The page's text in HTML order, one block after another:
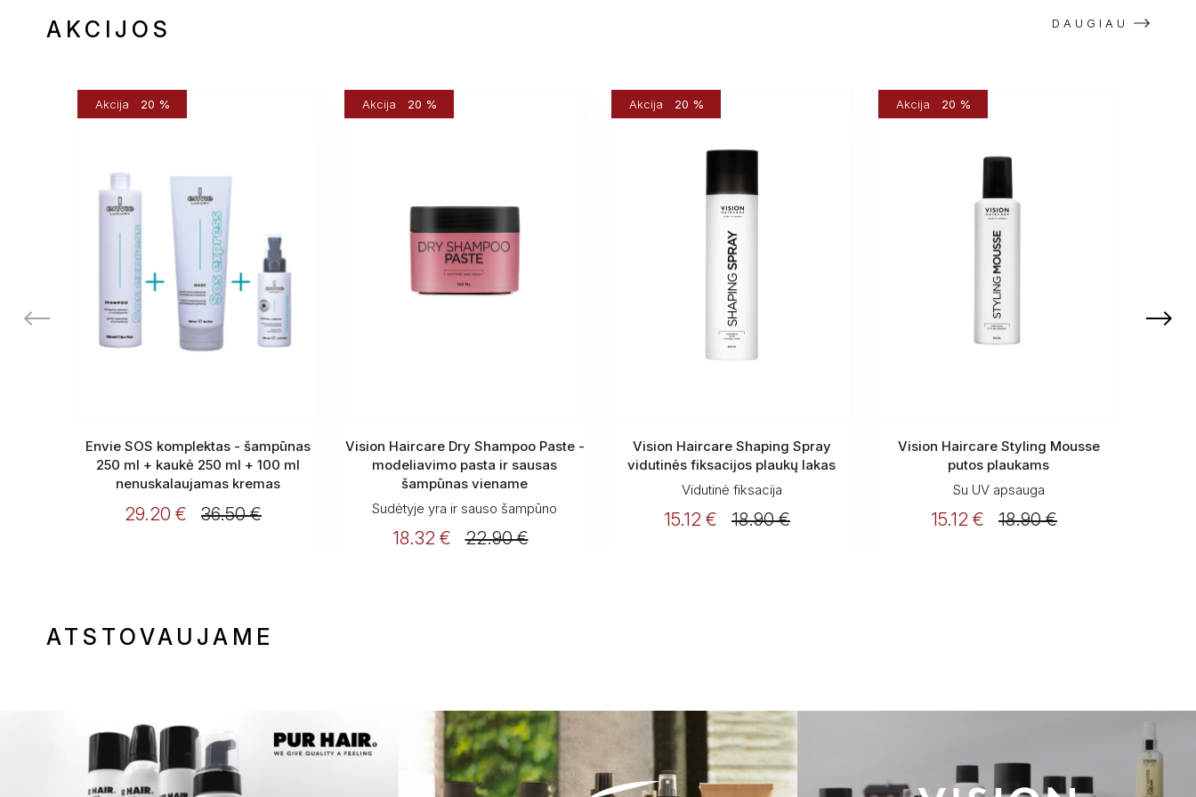
AKCIJOS DAUGIAU
Akcija 20 %
Envie SOS komplektas - šampūnas
250 ml + kaukė 250 ml + 100 ml
nenuskalaujamas kremas
29.20 € 36.50 €
Akcija 20 %
Vision Haircare Dry Shampoo Paste -
modeliavimo pasta ir sausas
šampūnas viename
Sudėtyje yra ir sauso šampūno
18.32 € 22.90 €
Akcija 20 %
Vision Haircare Shaping Spray
vidutinės fiksacijos plaukų lakas
Vidutinė fiksacija
15.12 € 18.90 €
Akcija 20 %
Vision Haircare Styling Mousse
putos plaukams
Su UV apsauga
15.12 € 18.90 €
ATSTOVAUJAME